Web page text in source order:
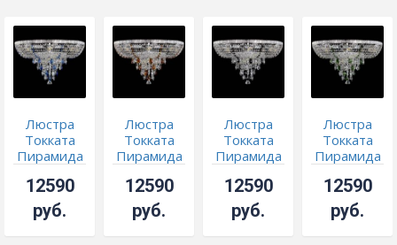
Люстра
Токката
Пирамида
синяя
12590
руб.
Люстра
Токката
Пирамида
чайная
12590
руб.
Люстра
Токката
Пирамида
черная
12590
руб.
Люстра
Токката
Пирамида
зеленая
12590
руб.